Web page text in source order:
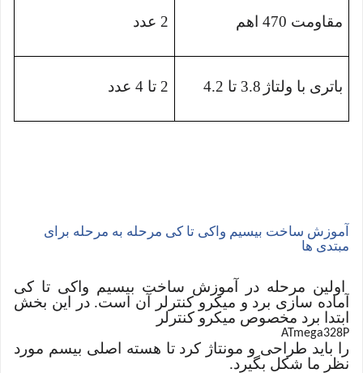
مقاومت 470 اهم 2 عدد
باتری با ولتاژ 3.8 تا 4.2 2 تا 4 عدد
آموزش ساخت بیسیم واکی تا کی مرحله به مرحله برای
مبتدی ها
اولین مرحله در آموزش ساخت بیسیم واکی تا کی
آماده سازی برد و میکرو کنترلر آن است. در این بخش
ابتدا برد مخصوص میکرو کنترلر
ATmega328P
را باید طراحی و مونتاژ کرد تا هسته اصلی بیسم مورد
نظر ما شکل بگیرد.